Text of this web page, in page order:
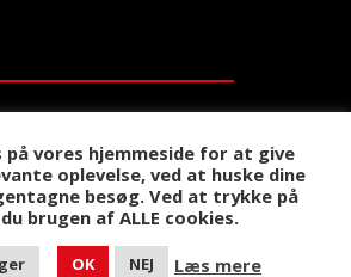
Krabbe Invest Handel
af Kompas360 Web og Marketing
på vores hjemmeside for at give
oplevelse, ved at huske dine
besøg. Ved at trykke på
brugen af ALLE cookies.
OK NEJ Læs mere